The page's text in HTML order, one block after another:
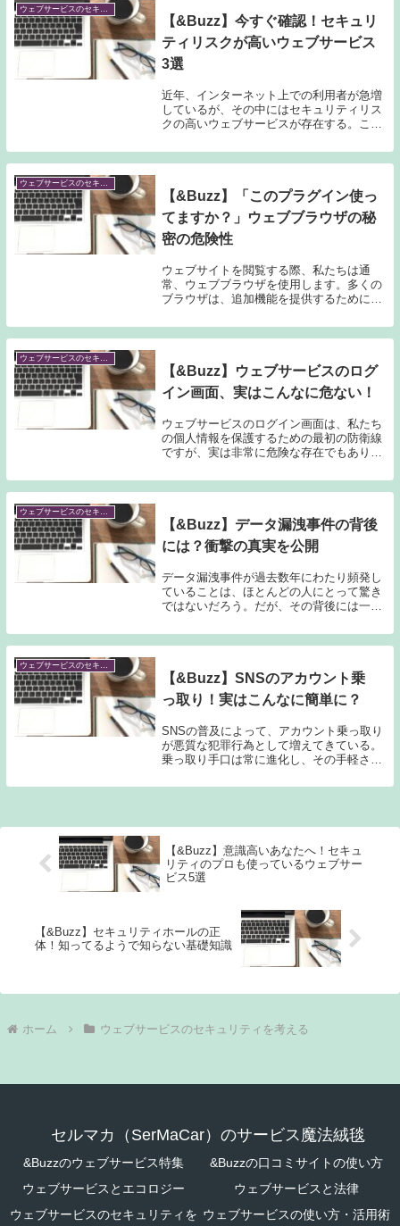
【&Buzz】今すぐ確認！セキュリ
ティリスクが高いウェブサービス
3選
近年、インターネット上での利用者が急増
しているが、その中にはセキュリティリス
クの高いウェブサービスが存在する。この
つのウェブサービスについて紹介する。ま
ず、利用者が多く受け入れられているウェ
ウェブサービスのセキュリティを考える
【&Buzz】「このプラグイン使っ
てますか？」ウェブブラウザの秘
密の危険性
ウェブサイトを閲覧する際、私たちは通
常、ウェブブラウザを使用します。多くの
ブラウザは、追加機能を提供するためにプ
この便利な機能には潜在的な危険性も存在
します。この記事では、ウェブブラウザに
ウェブサービスのセキュリティを考える
【&Buzz】ウェブサービスのログ
イン画面、実はこんなに危ない！
ウェブサービスのログイン画面は、私たち
の個人情報を保護するための最初の防衛線
ですが、実は非常に危険な存在でもありま
とって攻撃の対象となりやすく、私たちの
パスワードなどの個人情報が漏洩する可能
ウェブサービスのセキュリティを考える
【&Buzz】データ漏洩事件の背後
には？衝撃の真実を公開
データ漏洩事件が過去数年にわたり頻発し
ていることは、ほとんどの人にとって驚き
ではないだろう。だが、その背後には一体
では、データ漏洩事件の背後にある真実を
公開し、その衝撃的な事実について探って
ウェブサービスのセキュリティを考える
【&Buzz】SNSのアカウント乗
っ取り！実はこんなに簡単に？
SNSの普及によって、アカウント乗っ取り
が悪質な犯罪行為として増えてきている。
乗っ取り手口は常に進化し、その手軽さか
SNSアカウント乗っ取りの現実について探
【&Buzz】意識高いあなたへ！セキュ
リティのプロも使っているウェブサー
ビス5選
【&Buzz】セキュリティホールの正
体！知ってるようで知らない基礎知識
ホーム ウェブサービスのセキュリティを考える
セルマカ（SerMaCar）のサービス魔法絨毯
&Buzzのウェブサービス特集
&Buzzの口コミサイトの使い方
ウェブサービスとエコロジー
ウェブサービスと法律
ウェブサービスのセキュリティを ウェブサービスの使い方・活用術